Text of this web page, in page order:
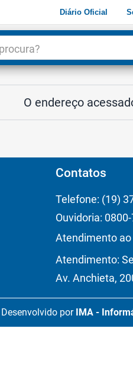
Diário Oficial
O endereço
Contatos
Telefone: (19)
Ouvidoria:
Atendimento ao
Atendimento:
Av. Anchieta,
Desenvolvido por IMA -